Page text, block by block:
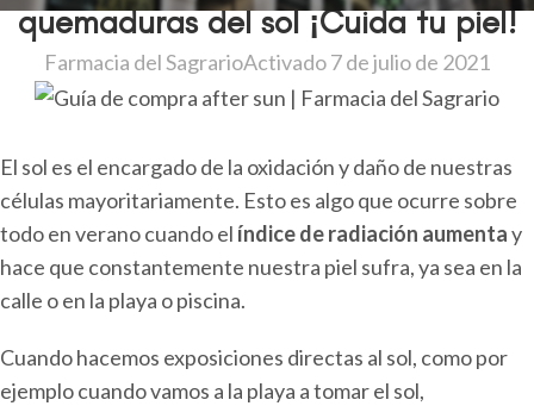
quemaduras del sol ¡Cuida tu piel!
Farmacia del SagrarioActivado 7 de julio de 2021
El sol es el encargado de la oxidación y daño de nuestras
células mayoritariamente. Esto es algo que ocurre sobre
todo en verano cuando el índice de radiación aumentay
hace que constantemente nuestra piel sufra, ya sea en la
calle o en la playa o piscina.
Cuando hacemos exposiciones directas al sol, como por
ejemplo cuando vamos a la playa a tomar el sol,